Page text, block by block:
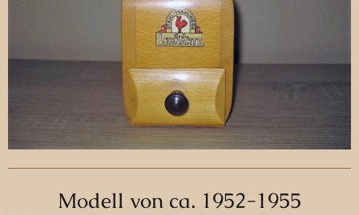
Modell von ca. 1952-1955